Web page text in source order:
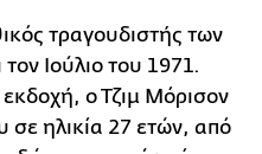
τραγουδιστής των
Ιούλιο του 1971.
ο Τζιμ Μόρισον
σε ηλικία 27 ετών, από